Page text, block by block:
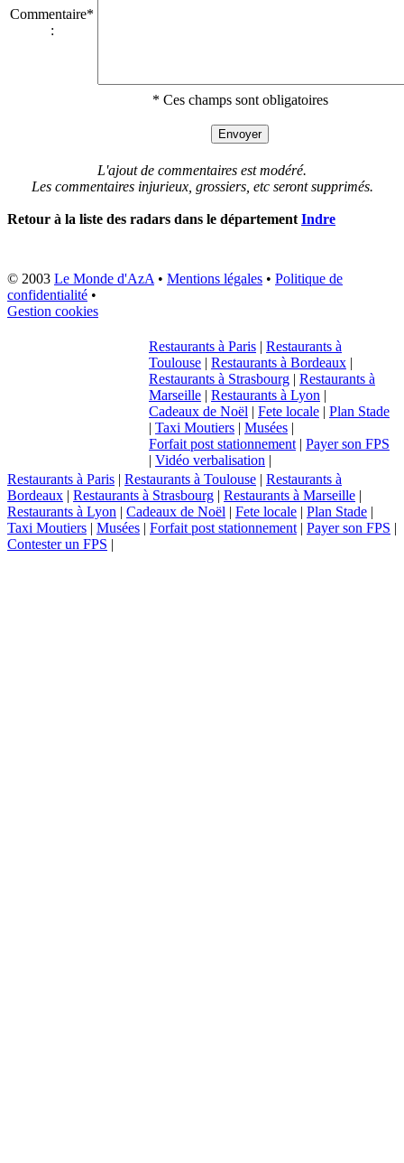
Commentaire*
:
* Ces champs sont obligatoires
L'ajout de commentaires est modéré.
Les commentaires injurieux, grossiers, etc seront supprimés.
Retour à la liste des radars dans le département Indre
© 2003 Le Monde d'AzA • Mentions légales • Politique de
confidentialité •
Gestion cookies
Restaurants à Paris | Restaurants à
Toulouse | Restaurants à Bordeaux |
Restaurants à Strasbourg | Restaurants à
Marseille | Restaurants à Lyon |
Cadeaux de Noël | Fete locale | Plan Stade
| Taxi Moutiers | Musées |
Forfait post stationnement | Payer son FPS
| Vidéo verbalisation |
Restaurants à Paris | Restaurants à Toulouse | Restaurants à
Bordeaux | Restaurants à Strasbourg | Restaurants à Marseille |
Restaurants à Lyon | Cadeaux de Noël | Fete locale | Plan Stade |
Taxi Moutiers | Musées | Forfait post stationnement | Payer son FPS |
Contester un FPS |